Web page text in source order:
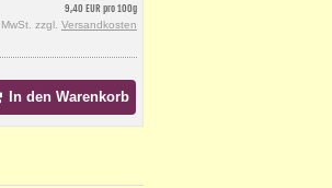
9,40 EUR pro 100g
zzgl. Versandkosten
In den Warenkorb